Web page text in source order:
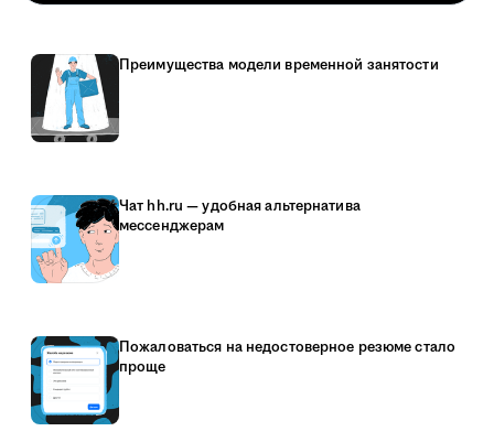
Преимущества модели временной занятости
Чат hh.ru — удобная альтернатива
мессенджерам
Пожаловаться на недостоверное резюме стало
проще